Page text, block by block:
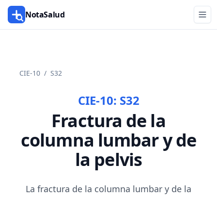
NotaSalud
CIE-10 / S32
CIE-10: S32
Fractura de la
columna lumbar y de
la pelvis
La fractura de la columna lumbar y de la